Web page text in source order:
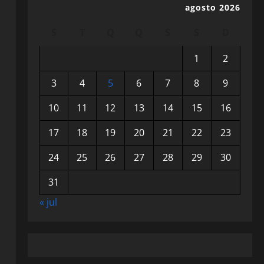
agosto 2026
1
2
3
4 5 6 7 8
9
10
11 12 13 14 15
16
17
18 19 20 21 22
23
24
25 26 27 28 29
30
31
« jul